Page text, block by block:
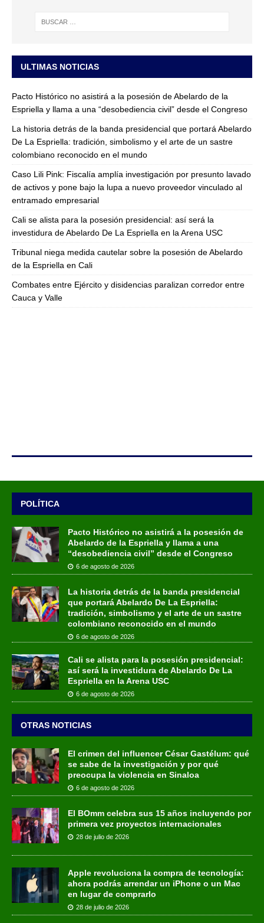
ULTIMAS NOTICIAS
Pacto Histórico no asistirá a la posesión de Abelardo de la
Espriella y llama a una “desobediencia civil” desde el Congreso
La historia detrás de la banda presidencial que portará Abelardo
De La Espriella: tradición, simbolismo y el arte de un sastre
colombiano reconocido en el mundo
Caso Lili Pink: Fiscalía amplía investigación por presunto lavado
de activos y pone bajo la lupa a nuevo proveedor vinculado al
entramado empresarial
Cali se alista para la posesión presidencial: así será la
investidura de Abelardo De La Espriella en la Arena USC
Tribunal niega medida cautelar sobre la posesión de Abelardo
de la Espriella en Cali
Combates entre Ejército y disidencias paralizan corredor entre
Cauca y Valle
POLÍTICA
Pacto Histórico no asistirá a la posesión de
Abelardo de la Espriella y llama a una
“desobediencia civil” desde el Congreso
6 de agosto de 2026
La historia detrás de la banda presidencial
que portará Abelardo De La Espriella:
tradición, simbolismo y el arte de un sastre
colombiano reconocido en el mundo
6 de agosto de 2026
Cali se alista para la posesión presidencial:
así será la investidura de Abelardo De La
Espriella en la Arena USC
6 de agosto de 2026
OTRAS NOTICIAS
El crimen del influencer César Gastélum: qué
se sabe de la investigación y por qué
preocupa la violencia en Sinaloa
6 de agosto de 2026
El BOmm celebra sus 15 años incluyendo por
primera vez proyectos internacionales
28 de julio de 2026
Apple revoluciona la compra de tecnología:
ahora podrás arrendar un iPhone o un Mac
en lugar de comprarlo
28 de julio de 2026